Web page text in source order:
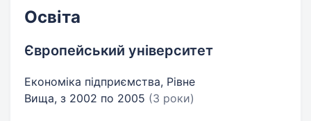
Освіта
Європейський університет
Економіка підприємства, Рівне
Вища, з 2002 по 2005 (3 роки)